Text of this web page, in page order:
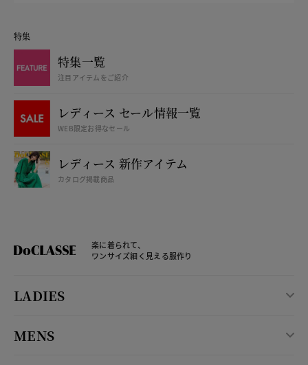
特集
特集一覧
注目アイテムをご紹介
レディース セール情報一覧
WEB限定お得なセール
レディース 新作アイテム
カタログ掲載商品
楽に着られて、
ワンサイズ細く見える服作り
LADIES
MENS